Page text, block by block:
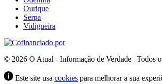
Ourique
Serpa
Vidigueira
© 2026 O Atual - Informação de Verdade | Todos
Este site usa cookies para melhorar a sua